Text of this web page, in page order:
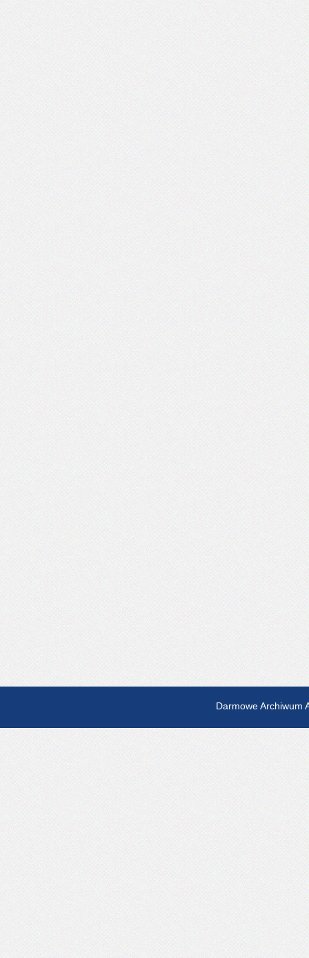
Darmowe Archiwum